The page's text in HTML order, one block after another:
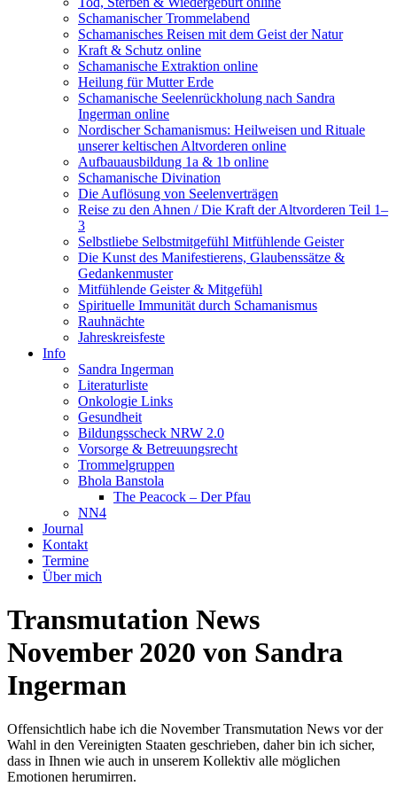
Schamanischer Trommelabend
Schamanisches Reisen mit dem Geist der Natur
Kraft & Schutz online
Schamanische Extraktion online
Heilung für Mutter Erde
Schamanische Seelenrückholung nach Sandra
Ingerman online
Nordischer Schamanismus: Heilweisen und Rituale
unserer keltischen Altvorderen online
Aufbauausbildung 1a & 1b online
Schamanische Divination
Die Auflösung von Seelenverträgen
Reise zu den Ahnen / Die Kraft der Altvorderen Teil 1–
3
Selbstliebe Selbstmitgefühl Mitfühlende Geister
Die Kunst des Manifestierens, Glaubenssätze &
Gedankenmuster
Mitfühlende Geister & Mitgefühl
Spirituelle Immunität durch Schamanismus
Rauhnächte
Jahreskreisfeste
Info
Sandra Ingerman
Literaturliste
Onkologie Links
Gesundheit
Bildungsscheck NRW 2.0
Vorsorge & Betreuungsrecht
Trommelgruppen
Bhola Banstola
The Peacock – Der Pfau
NN4
Journal
Kontakt
Termine
Über mich
Transmutation News
November 2020 von Sandra
Ingerman
Offensichtlich habe ich die November Transmutation News vor der
Wahl in den Vereinigten Staaten geschrieben, daher bin ich sicher,
dass in Ihnen wie auch in unserem Kollektiv alle möglichen
Emotionen herumirren.